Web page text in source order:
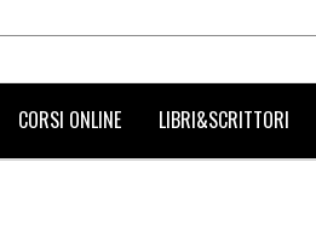
CORSI ONLINE LIBRI&SCRITTORI